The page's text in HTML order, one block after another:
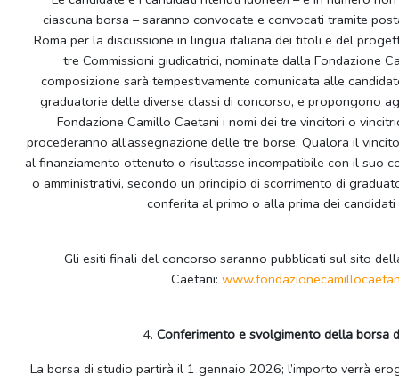
ciascuna borsa – saranno convocate e convocati tramite
Roma per la discussione in lingua italiana dei titoli e del
tre Commissioni giudicatrici, nominate dalla Fondazione
composizione sarà tempestivamente comunicata alle
graduatorie delle diverse classi di concorso, e propongono
Fondazione Camillo Caetani i nomi dei tre vincitori o
procederanno all’assegnazione delle tre borse. Qualora il
al finanziamento ottenuto o risultasse incompatibile con il suo
o amministrativi, secondo un principio di scorrimento di
conferita al primo o alla prima dei candidati
Gli esiti finali del concorso saranno pubblicati sul sito
Caetani:
4. Conferimento e svolgimento della borsa
La borsa di studio partirà il 1 gennaio 2026; l’importo verrà